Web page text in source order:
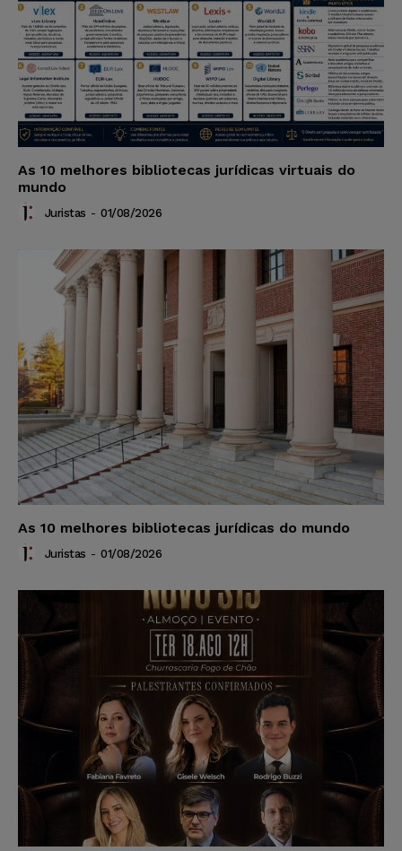
As 10 melhores bibliotecas jurídicas virtuais do
mundo
Juristas - 01/08/2026
As 10 melhores bibliotecas jurídicas do mundo
Juristas - 01/08/2026